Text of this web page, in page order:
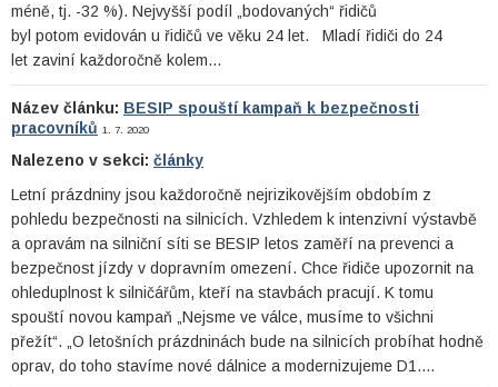
méně, tj. -32 %). Nejvyšší podíl „bodovaných“ řidičů
byl potom evidován u řidičů ve věku 24 let. Mladí řidiči do 24
let zaviní každoročně kolem…
Název článku: BESIP spouští kampaň k bezpečnosti
pracovníků 1. 7. 2020
Nalezeno v sekci: články
Letní prázdniny jsou každoročně nejrizikovějším obdobím z
pohledu bezpečnosti na silnicích. Vzhledem k intenzivní výstavbě
a opravám na silniční síti se BESIP letos zaměří na prevenci a
bezpečnost jízdy v dopravním omezení. Chce řidiče upozornit na
ohleduplnost k silničářům, kteří na stavbách pracují. K tomu
spouští novou kampaň „Nejsme ve válce, musíme to všichni
přežít“. „O letošních prázdninách bude na silnicích probíhat hodně
oprav, do toho stavíme nové dálnice a modernizujeme D1.…